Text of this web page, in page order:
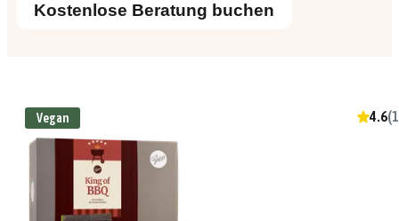
Kostenlose Beratung buchen
Vegan 4.6(